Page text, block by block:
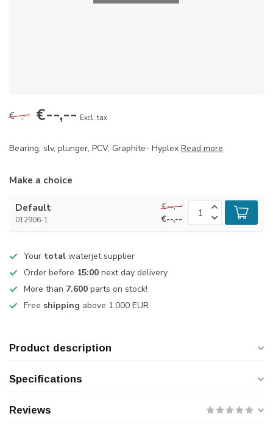
€--,-- €--,-- Excl. tax
Bearing; slv, plunger, PCV, Graphite- Hyplex Read more.
Make a choice
Default
012906-1
€--,--
€--,--
Your total waterjet supplier
Order before 15:00 next day delivery
More than 7.600 parts on stock!
Free shipping above 1.000 EUR
Product description
Specifications
Reviews